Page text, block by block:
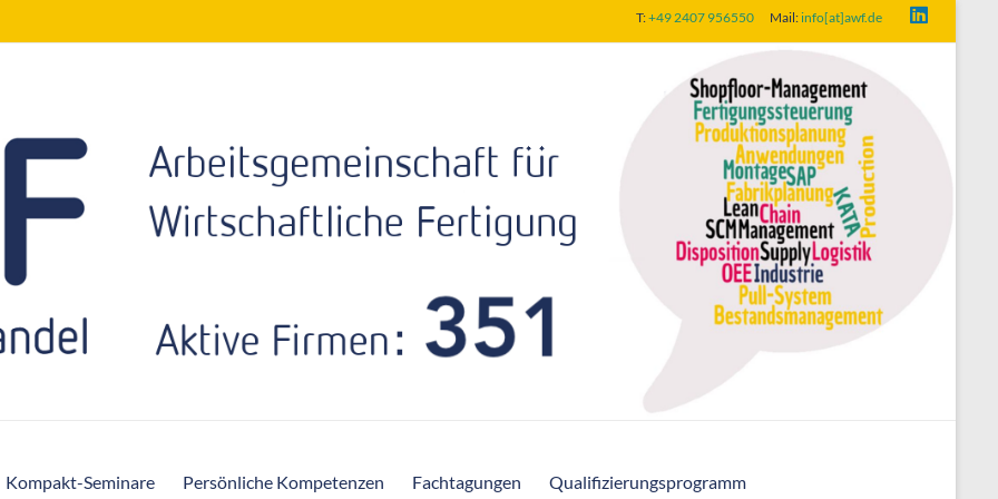
T:+49 2407 956550 Mail:info[at]awf.de
Kompakt-Seminare Persönliche Kompetenzen Fachtagungen Qualifizierungsprogramm